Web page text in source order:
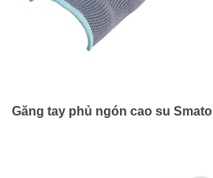
Găng tay phủ ngón cao su Smato